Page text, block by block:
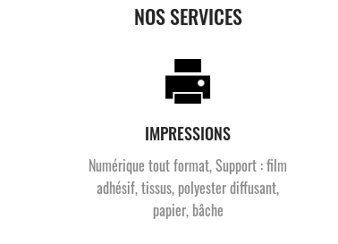
NOS SERVICES
IMPRESSIONS
Numérique tout format, Support : film
adhésif, tissus, polyester diffusant,
papier, bâche